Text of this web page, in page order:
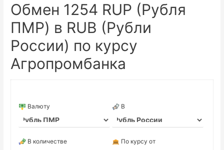
Обмен 1254 RUP (Рубля
ПМР) в RUB (Рубли
России) по курсу
Агропромбанка
Валюту В
В количестве По курсу от